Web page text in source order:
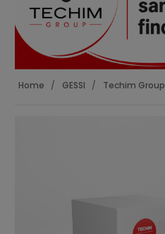
Home GESSI Techim Group